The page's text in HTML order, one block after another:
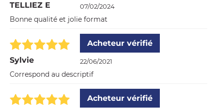
TELLIEZ E 07/02/2024
Bonne qualité et jolie format
Sylvie
Acheteur vérifié
22/06/2021
Correspond au descriptif
Acheteur vérifié